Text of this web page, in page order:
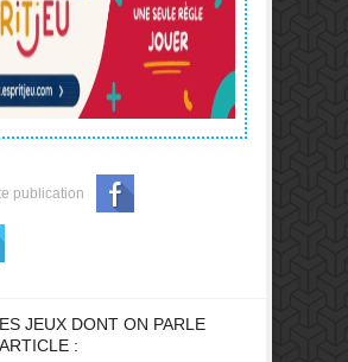
publication
JEUX DONT ON PARLE
: